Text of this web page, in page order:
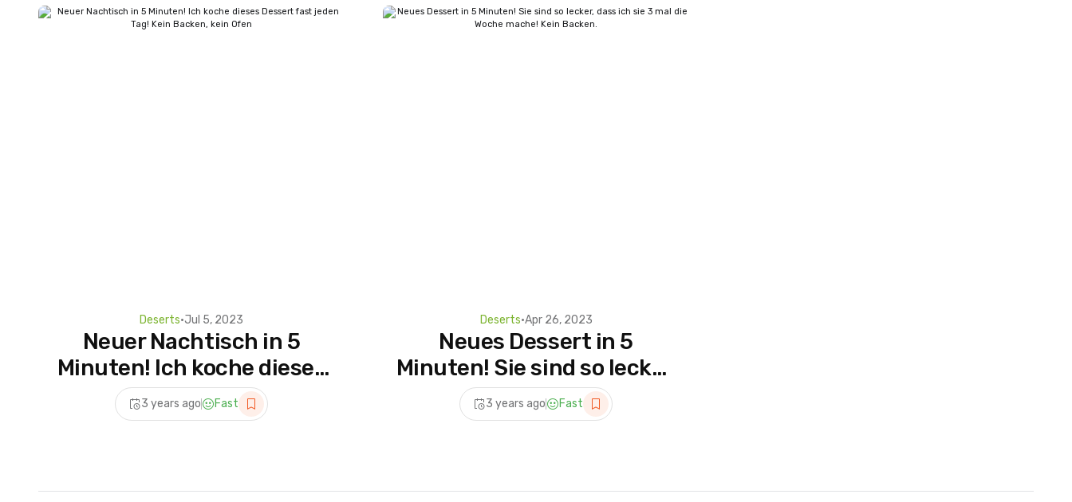
Deserts•Jul 5, 2023
Neuer Nachtisch in 5
Minuten! Ich koche dieses
Dessert fast jeden Tag!
Kein Backen, kein Ofen
3 years ago Fast
Deserts•Apr 26, 2023
Neues Dessert in 5
Minuten! Sie sind so lecker,
dass ich sie 3 mal die
Woche mache! Kein
3 years ago Fast